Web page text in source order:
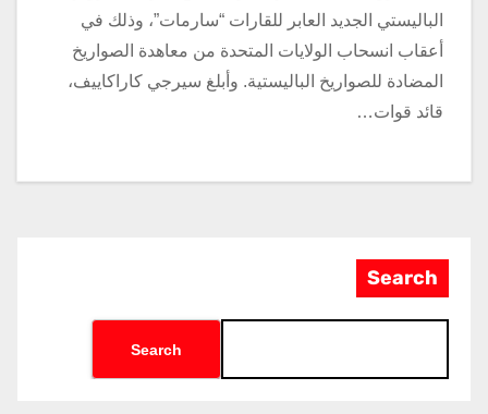
الباليستي الجديد العابر للقارات “سارمات”، وذلك في
أعقاب انسحاب الولايات المتحدة من معاهدة الصواريخ
المضادة للصواريخ الباليستية. وأبلغ سيرجي ‌كاراكاييف،
قائد قوات…
Search
Search